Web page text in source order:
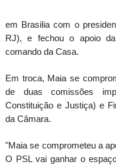
em Brasilia com o
RJ), e fechou o apoio
comando da Casa.
Em troca, Maia se
de duas comissões
Constituição e Justiça) e
da Câmara.
"Maia se comprometeu a
O PSL vai ganhar o